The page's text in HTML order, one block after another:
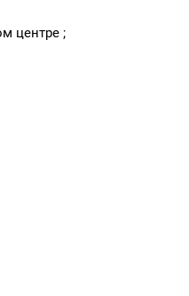
центре ;